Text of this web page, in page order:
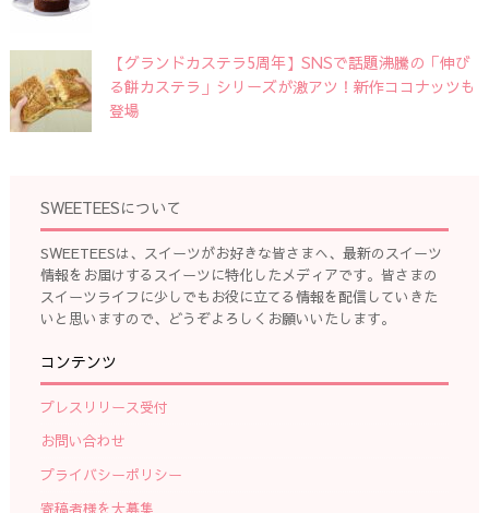
【グランドカステラ5周年】SNSで話題沸騰の「伸び
る餅カステラ」シリーズが激アツ！新作ココナッツも
登場
SWEETEESについて
SWEETEESは、スイーツがお好きな皆さまへ、最新のスイーツ
情報をお届けするスイーツに特化したメディアです。皆さまの
スイーツライフに少しでもお役に立てる情報を配信していきた
いと思いますので、どうぞよろしくお願いいたします。
コンテンツ
プレスリリース受付
お問い合わせ
プライバシーポリシー